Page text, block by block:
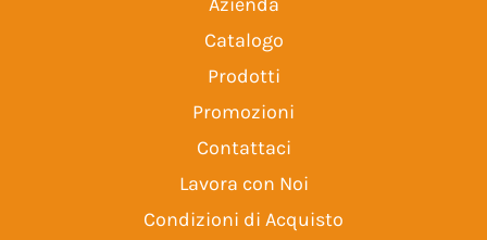
Azienda
Catalogo
Prodotti
Promozioni
Contattaci
Lavora con Noi
Condizioni di Acquisto